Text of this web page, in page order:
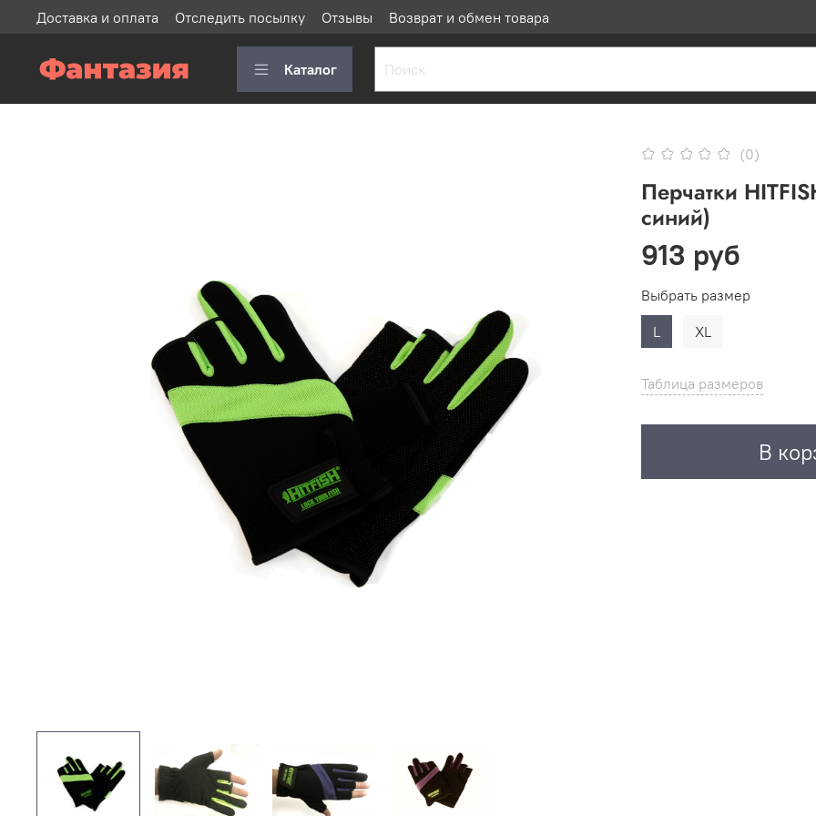
Доставка и оплата Отследить посылку Отзывы Возврат и обмен товара
Каталог
(0)
Перчатки
синий)
913 руб
Таблица размеров
В
Выбрать размер
L
XL